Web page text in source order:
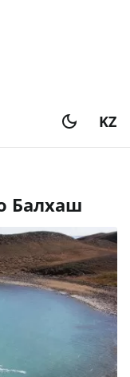
KZ
Балхаш